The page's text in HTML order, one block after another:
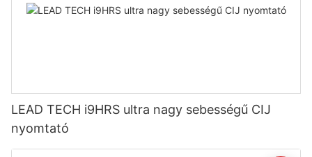
LEAD TECH i9HRS ultra nagy sebességű CIJ
nyomtató